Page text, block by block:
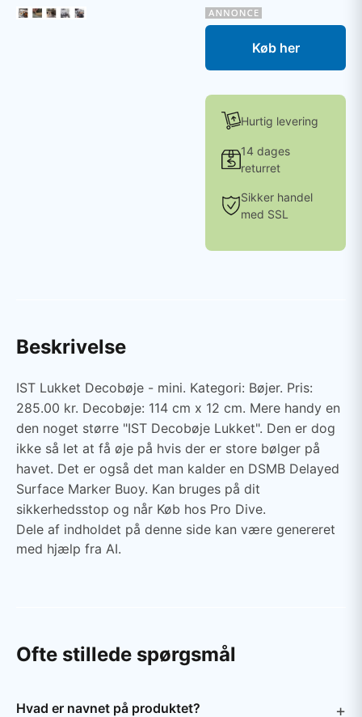
Køb her
Hurtig levering
14 dages
returret
Sikker handel
med SSL
Beskrivelse
IST Lukket Decobøje - mini. Kategori: Bøjer. Pris:
285.00 kr. Decobøje: 114 cm x 12 cm. Mere handy en
den noget større "IST Decobøje Lukket". Den er dog
ikke så let at få øje på hvis der er store bølger på
havet. Det er også det man kalder en DSMB Delayed
Surface Marker Buoy. Kan bruges på dit
sikkerhedsstop og når Køb hos Pro Dive.
Dele af indholdet på denne side kan være genereret
med hjælp fra AI.
Ofte stillede spørgsmål
Hvad er navnet på produktet?